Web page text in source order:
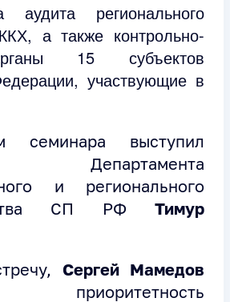
аудита регионального
а также контрольно-
15 субъектов
участвующие в
семинара выступил
Департамента
и регионального
СП РФ Тимур
Сергей Мамедов
приоритетность